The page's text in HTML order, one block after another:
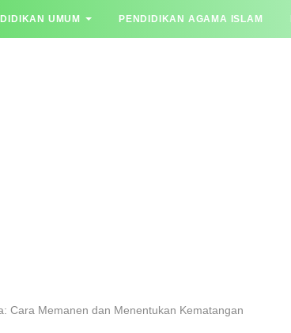
UMUM PENDIDIKAN AGAMA ISLAM
Cara Memanen dan Menentukan Kematangan